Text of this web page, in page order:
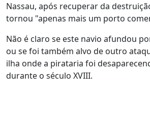
Nassau, após recuperar da
tornou "apenas mais um porto
Não é claro se este navio afundou
ou se foi também alvo de outro
ilha onde a pirataria foi
durante o século XVIII.